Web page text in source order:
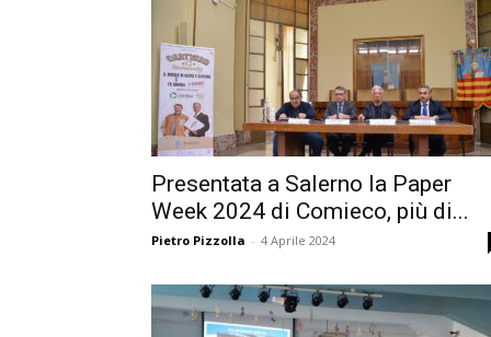
Presentata a Salerno la Paper
Week 2024 di Comieco, più di...
Pietro Pizzolla - 4 Aprile 2024